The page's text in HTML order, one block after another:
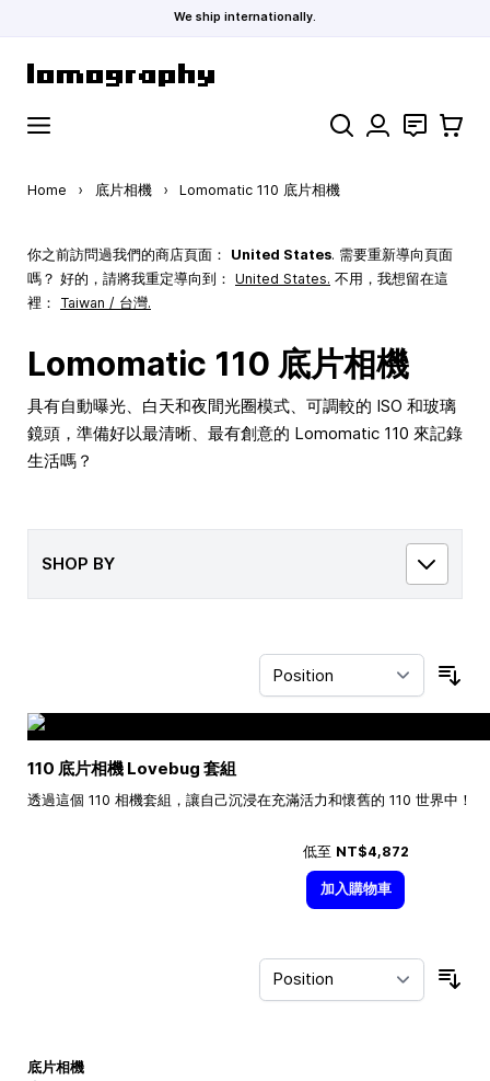
We ship internationally.
Search 聯絡 購物車
Home › 底片相機 › Lomomatic 110 底片相機
你之前訪問過我們的商店頁面： United States. 需要重新導向頁面
嗎？ 好的，請將我重定導向到： United States. 不用，我想留在這
裡： Taiwan / 台灣.
Lomomatic 110 底片相機
具有自動曝光、白天和夜間光圈模式、可調較的 ISO 和玻璃
鏡頭，準備好以最清晰、最有創意的 Lomomatic 110 來記錄
生活嗎？
SHOP BY
110 底片相機 Lovebug 套組
透過這個 110 相機套組，讓自己沉浸在充滿活力和懷舊的 110 世界中！
低至 NT$4,872
加入購物車
底片相機